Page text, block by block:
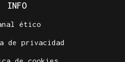
INFO
ético
de privacidad